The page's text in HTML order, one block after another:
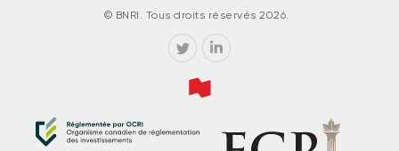
© BNRI. Tous droits réservés 2026.